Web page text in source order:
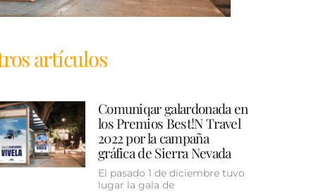
artículos
Comuniqar galardonada en
los Premios Best!N Travel
2022 por la campaña
gráfica de Sierra Nevada
El pasado 1 de diciembre tuvo
lugar la gala de